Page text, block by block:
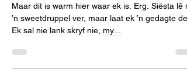
Maar dit is warm hier waar ek is. Erg. Siësta lê
’n sweetdruppel ver, maar laat ek ’n gedagte
Ek sal nie lank skryf nie, my...